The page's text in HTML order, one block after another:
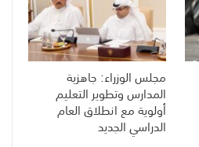
مجلس الوزراء: جاهزية
المدارس وتطوير التعليم
أولوية مع انطلاق العام
الدراسي الجديد